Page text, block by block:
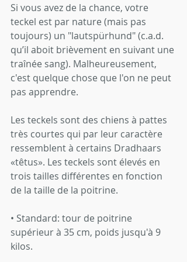
Si vous avez de la chance, votre
teckel est par nature (mais pas
toujours) un "lautspürhund" (c.a.d.
qu’il aboit brièvement en suivant une
traînée sang). Malheureusement,
c'est quelque chose que l'on ne peut
pas apprendre.
Les teckels sont des chiens à pattes
très courtes qui par leur caractère
ressemblent à certains Dradhaars
«têtus». Les teckels sont élevés en
trois tailles différentes en fonction
de la taille de la poitrine.
• Standard: tour de poitrine
supérieur à 35 cm, poids jusqu'à 9
kilos.